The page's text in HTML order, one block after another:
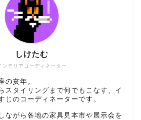
ンテリアコーディネーター
しけたむ
の亥年。
スタイリングまで何でもこなす、イ
じのコーディネーターです。
ながら各地の家具見本市や展示会を